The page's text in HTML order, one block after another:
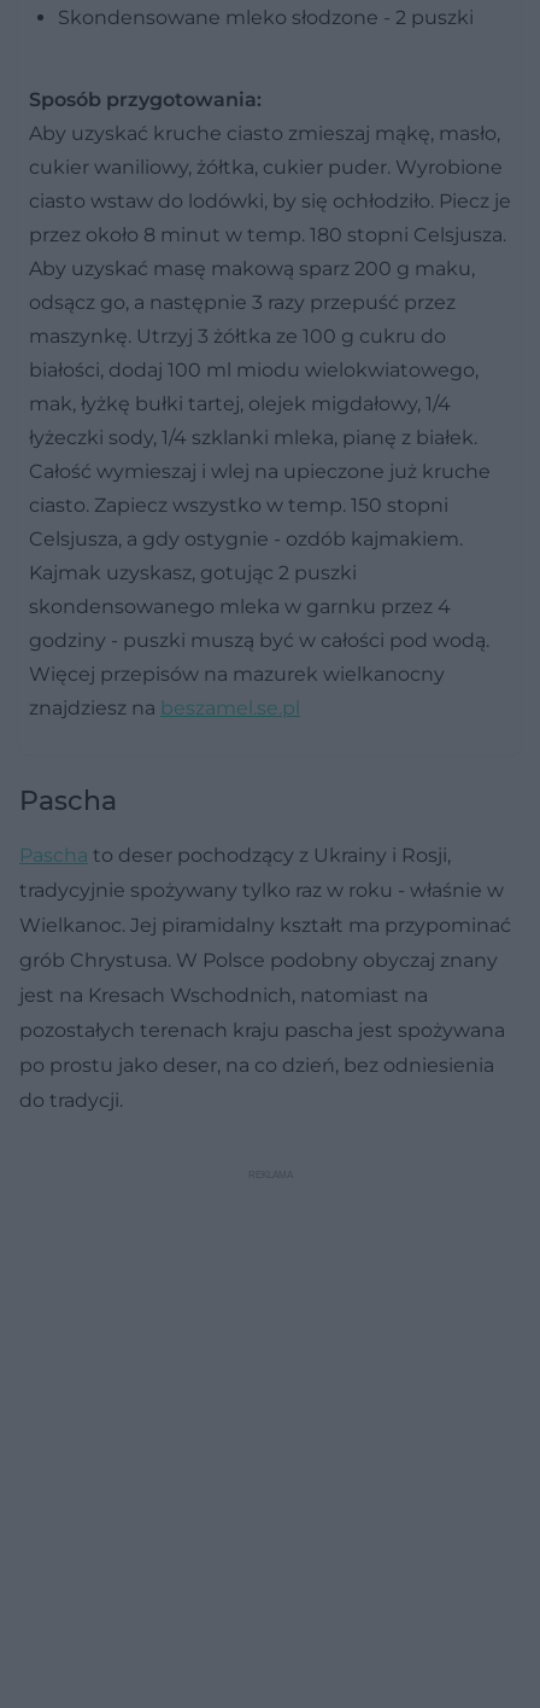
Skondensowane mleko słodzone - 2 puszki
Sposób przygotowania:
Aby uzyskać kruche ciasto zmieszaj mąkę, masło,
cukier waniliowy, żółtka, cukier puder. Wyrobione
ciasto wstaw do lodówki, by się ochłodziło. Piecz je
przez około 8 minut w temp. 180 stopni Celsjusza.
Aby uzyskać masę makową sparz 200 g maku,
odsącz go, a następnie 3 razy przepuść przez
maszynkę. Utrzyj 3 żółtka ze 100 g cukru do
białości, dodaj 100 ml miodu wielokwiatowego,
mak, łyżkę bułki tartej, olejek migdałowy, 1/4
łyżeczki sody, 1/4 szklanki mleka, pianę z białek.
Całość wymieszaj i wlej na upieczone już kruche
ciasto. Zapiecz wszystko w temp. 150 stopni
Celsjusza, a gdy ostygnie - ozdób kajmakiem.
Kajmak uzyskasz, gotując 2 puszki
skondensowanego mleka w garnku przez 4
godziny - puszki muszą być w całości pod wodą.
Więcej przepisów na mazurek wielkanocny
znajdziesz na beszamel.se.pl
Pascha
Pascha to deser pochodzący z Ukrainy i Rosji,
tradycyjnie spożywany tylko raz w roku - właśnie w
Wielkanoc. Jej piramidalny kształt ma przypominać
grób Chrystusa. W Polsce podobny obyczaj znany
jest na Kresach Wschodnich, natomiast na
pozostałych terenach kraju pascha jest spożywana
po prostu jako deser, na co dzień, bez odniesienia
do tradycji.